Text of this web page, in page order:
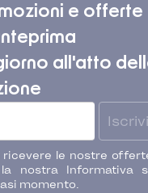
e offerte
all'atto
ricevere le nostre
nostra Informativa
momento.